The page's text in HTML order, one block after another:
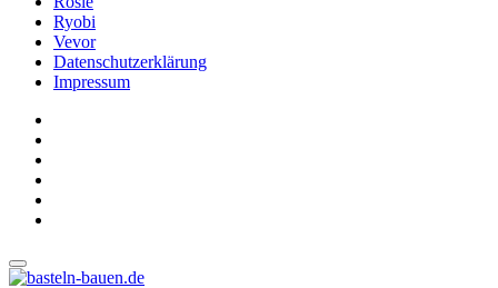
Ryobi
Vevor
Datenschutzerklärung
Impressum